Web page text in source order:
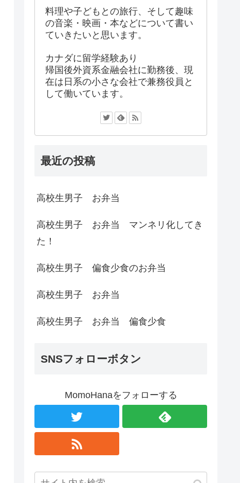
料理や子どもとの旅行、そして趣味
の音楽・映画・本などについて書い
ていきたいと思います。
カナダに留学経験あり
帰国後外資系金融会社に勤務後、現
在は日系の小さな会社で兼務役員と
して働いています。
最近の投稿
高校生男子 お弁当
高校生男子 お弁当 マンネリ化してき
た！
高校生男子 偏食少食のお弁当
高校生男子 お弁当
高校生男子 お弁当 偏食少食
SNSフォローボタン
MomoHanaをフォローする